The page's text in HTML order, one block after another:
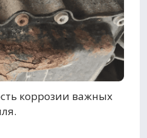
коррозии важных